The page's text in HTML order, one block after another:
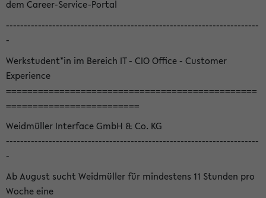
dem Career-Service-Portal
-----------------------------------------------------------------------
-
Werkstudent*in im Bereich IT - CIO Office - Customer
Experience
===============================================
=========================
Weidmüller Interface GmbH & Co. KG
-----------------------------------------------------------------------
-
Ab August sucht Weidmüller für mindestens 11 Stunden pro
Woche eine